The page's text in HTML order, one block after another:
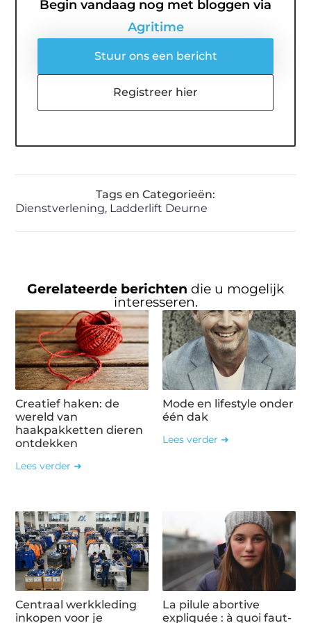
Begin vandaag nog met bloggen via
Agritime
Stuur ons een bericht
Registreer hier
Tags en Categorieën:
Dienstverlening, Ladderlift Deurne
Gerelateerde berichten die u mogelijk
interesseren.
Creatief haken: de
wereld van
haakpakketten dieren
ontdekken
Lees verder ➜
Mode en lifestyle onder
één dak
Lees verder ➜
Centraal werkkleding
inkopen voor je
La pilule abortive
expliquée : à quoi faut-